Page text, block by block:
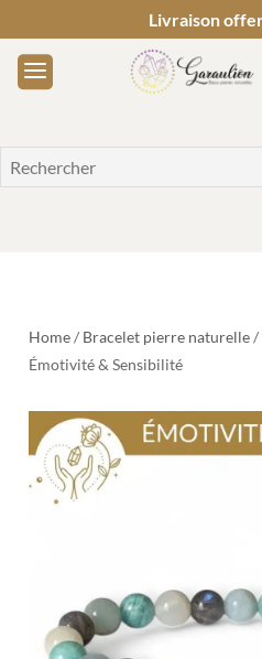
Livraison
Home/ Bracelet pierre naturelle/
Émotivité & Sensibilité